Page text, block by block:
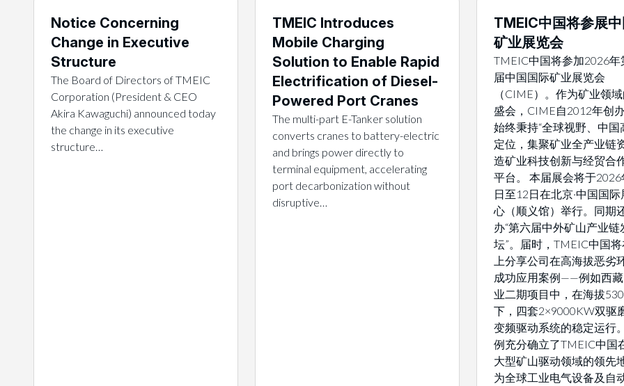
Notice Concerning
Change in Executive
Structure
The Board of Directors of TMEIC
Corporation (President & CEO
Akira Kawaguchi) announced today
the change in its executive
structure…
TMEIC Introduces
Mobile Charging
Solution to Enable Rapid
Electrification of Diesel-
Powered Port Cranes
The multi-part E-Tanker solution
converts cranes to battery-electric
and brings power directly to
terminal equipment, accelerating
port decarbonization without
disruptive…
TMEIC中国将参展
矿业展览会
TMEIC中国将参加2026年
届中国国际矿业展览会
（CIME）。作为矿业领
盛会，CIME自2012年创
始终秉持“全球视野、中国
定位，集聚矿业全产业链
造矿业科技创新与经贸合
平台。 本届展会将于
日至12日在北京·中国国
心（顺义馆）举行。同期
办“第六届中外矿山产业链
坛”。届时，TMEIC中国
上分享公司在高海拔恶劣
成功应用案例——例如西
业二期项目中，在海拔
下，四套2×9000KW双驱
变频驱动系统的稳定运行
例充分确立了TMEIC中国
大型矿山驱动领域的领先
为全球工业电气设备及自